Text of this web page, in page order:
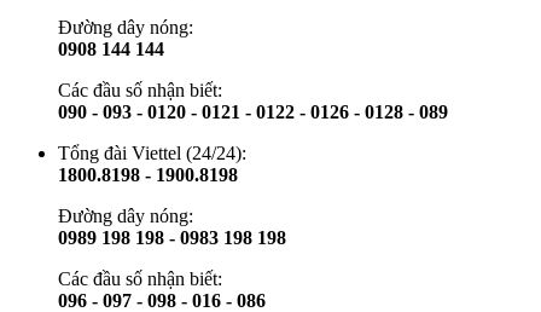
Đường dây nóng:
0908 144 144
Các đầu số nhận biết:
090 - 093 - 0120 - 0121 - 0122 - 0126 - 0128 - 089
Tổng đài Viettel (24/24):
1800.8198 - 1900.8198
Đường dây nóng:
0989 198 198 - 0983 198 198
Các đầu số nhận biết:
096 - 097 - 098 - 016 - 086